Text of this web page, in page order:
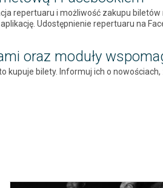
repertuaru i możliwość zakupu
Udostępnienie repertuaru na
oraz moduły
kupuje bilety. Informuj ich o